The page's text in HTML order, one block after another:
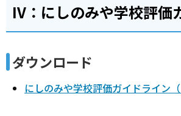
IV：にしのみや学校評価
ダウンロード
にしのみや学校評価ガイドライン